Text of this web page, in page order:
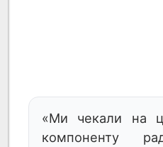
«Ми чекали на
компоненту